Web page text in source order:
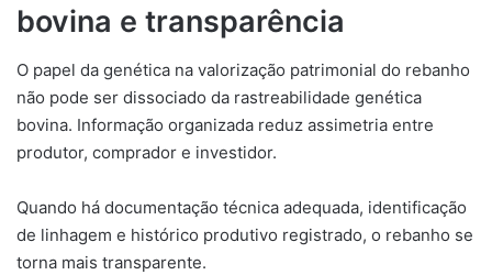
bovina e transparência
O papel da genética na valorização patrimonial do rebanho
não pode ser dissociado da rastreabilidade genética
bovina. Informação organizada reduz assimetria entre
produtor, comprador e investidor.
Quando há documentação técnica adequada, identificação
de linhagem e histórico produtivo registrado, o rebanho se
torna mais transparente.